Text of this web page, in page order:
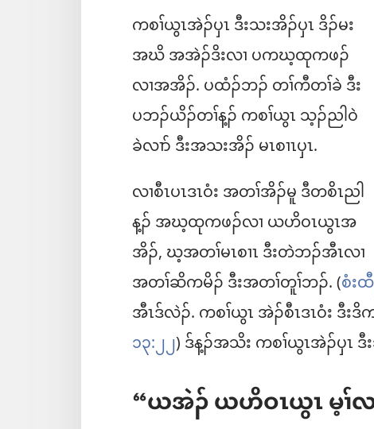
ကစၢ်ယွၤအဲၣ်ပှၤ ဒီးသးအိၣ်ပှၤ ဒိၣ်မး
အဃိ အအဲၣ်ဒိးလၢ ပကဃ့ထုကဖၣ်​
လၢအအိၣ်. ပထံၣ်ဘၣ်​ တၢ်ကီတၢ်ခဲ ဒီး
ပဘၣ်ယိၣ်တၢ်န့ၣ်​ ကစၢ်ယွၤ သ့ၣ်ညါဝဲ
ခဲလၢာ် ဒီးအသးအိၣ်​ မၤစၢၤပှၤ.
လၢစီၤပၤဒၤဝံး အတၢ်အိၣ်မူ ဒီတစိၤညါ
န့ၣ်​ အဃ့ထုကဖၣ်လၢ ယဟိဝၤယွၤအ
အိၣ်, ဃ့အတၢ်မၤစၢၤ ဒီးတဲဘၣ်အီၤလၢ
အတၢ်ဆိကမိၣ်​ ဒီးအတၢ်တူၢ်ဘၣ်. (စံး
အီၤဒ်လဲၣ်. ကစၢ်ယွၤ အဲၣ်စီၤဒၤဝံး ဒီ
၁၃:၂၂) ဒ်န့ၣ်အသိး ကစၢ်ယွၤအဲၣ်ပှၤ
“ယအဲၣ်​ ယဟိဝၤယွၤ မ့ၢ်